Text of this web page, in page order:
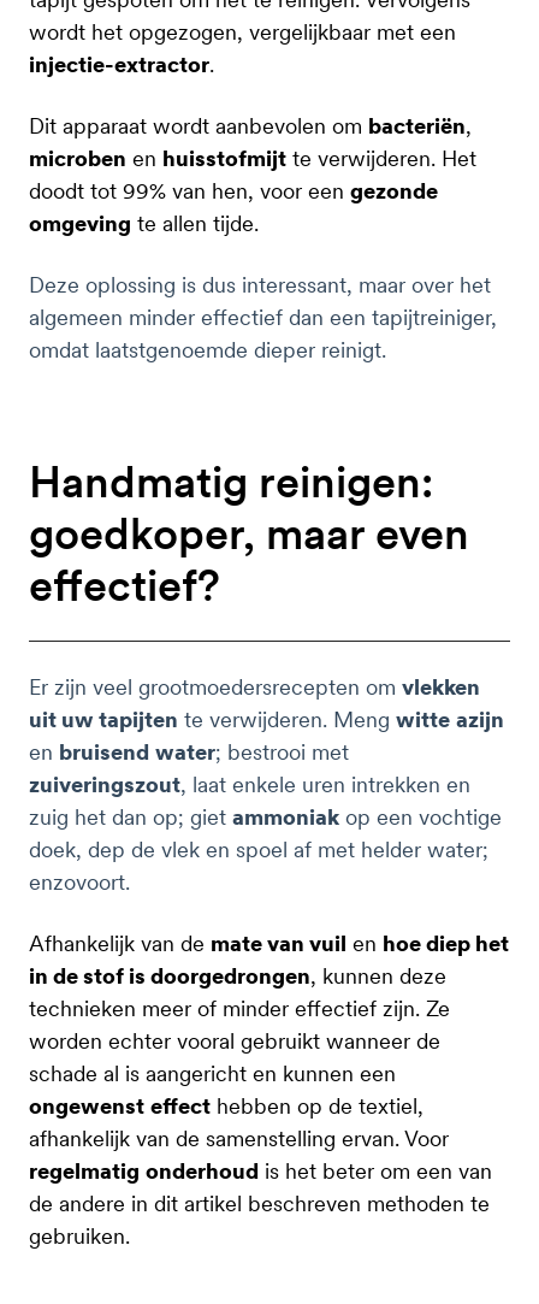
wordt het opgezogen, vergelijkbaar met een
injectie-extractor.
Dit apparaat wordt aanbevolen om bacteriën,
microben en huisstofmijt te verwijderen. Het
doodt tot 99% van hen, voor een gezonde
omgeving te allen tijde.
Deze oplossing is dus interessant, maar over het
algemeen minder effectief dan een tapijtreiniger,
omdat laatstgenoemde dieper reinigt.
Handmatig reinigen:
goedkoper, maar even
effectief?
Er zijn veel grootmoedersrecepten om vlekken
uit uw tapijten te verwijderen. Meng witte azijn
en bruisend water; bestrooi met
zuiveringszout, laat enkele uren intrekken en
zuig het dan op; giet ammoniak op een vochtige
doek, dep de vlek en spoel af met helder water;
enzovoort.
Afhankelijk van de mate van vuil en hoe diep het
in de stof is doorgedrongen, kunnen deze
technieken meer of minder effectief zijn. Ze
worden echter vooral gebruikt wanneer de
schade al is aangericht en kunnen een
ongewenst effect hebben op de textiel,
afhankelijk van de samenstelling ervan. Voor
regelmatig onderhoud is het beter om een van
de andere in dit artikel beschreven methoden te
gebruiken.